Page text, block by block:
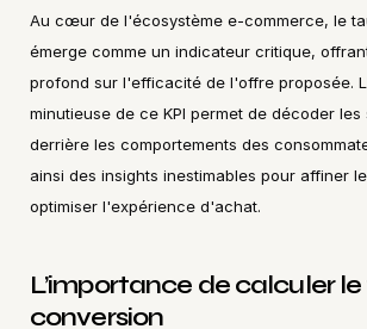
Au cœur de l'écosystème e-commerce, le
émerge comme un indicateur critique,
profond sur l'efficacité de l'offre proposée.
minutieuse de ce KPI permet de décoder
derrière les comportements des
ainsi des insights inestimables pour affiner
optimiser l'expérience d'achat.
L’importance de calculer
conversion